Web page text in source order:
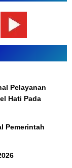
Pelayanan
Hati Pada
Pemerintah